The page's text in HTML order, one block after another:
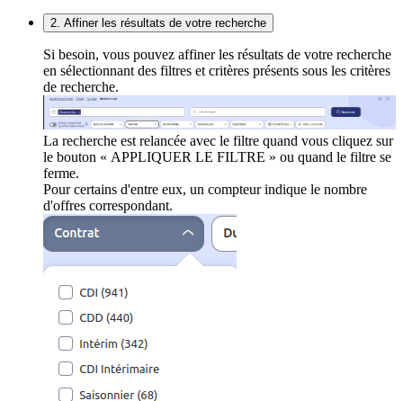
2. Affiner les résultats de votre recherche
Si besoin, vous pouvez affiner les résultats de votre recherche
en sélectionnant des filtres et critères présents sous les critères
de recherche.
La recherche est relancée avec le filtre quand vous cliquez sur
le bouton « APPLIQUER LE FILTRE » ou quand le filtre se
ferme.
Pour certains d'entre eux, un compteur indique le nombre
d'offres correspondant.